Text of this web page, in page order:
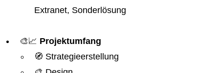
Extranet, Sonderlösung
🎨📈 Projektumfang
🧭 Strategieerstellung